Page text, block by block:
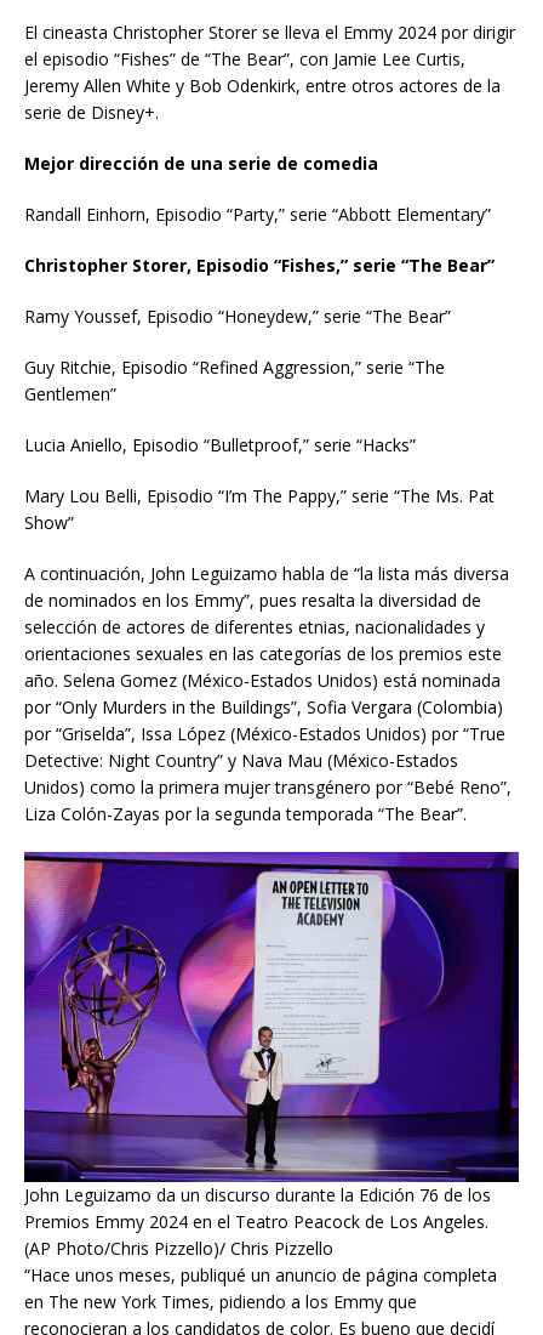
El cineasta Christopher Storer se lleva el Emmy 2024 por dirigir
el episodio “Fishes” de “The Bear”, con Jamie Lee Curtis,
Jeremy Allen White y Bob Odenkirk, entre otros actores de la
serie de Disney+.
Mejor dirección de una serie de comedia
Randall Einhorn, Episodio “Party,” serie “Abbott Elementary”
Christopher Storer, Episodio “Fishes,” serie “The Bear”
Ramy Youssef, Episodio “Honeydew,” serie “The Bear”
Guy Ritchie, Episodio “Refined Aggression,” serie “The
Gentlemen”
Lucia Aniello, Episodio “Bulletproof,” serie “Hacks”
Mary Lou Belli, Episodio “I’m The Pappy,” serie “The Ms. Pat
Show”
A continuación, John Leguizamo habla de “la lista más diversa
de nominados en los Emmy”, pues resalta la diversidad de
selección de actores de diferentes etnias, nacionalidades y
orientaciones sexuales en las categorías de los premios este
año. Selena Gomez (México-Estados Unidos) está nominada
por “Only Murders in the Buildings”, Sofia Vergara (Colombia)
por “Griselda”, Issa López (México-Estados Unidos) por “True
Detective: Night Country” y Nava Mau (México-Estados
Unidos) como la primera mujer transgénero por “Bebé Reno”,
Liza Colón-Zayas por la segunda temporada “The Bear”.
John Leguizamo da un discurso durante la Edición 76 de los
Premios Emmy 2024 en el Teatro Peacock de Los Angeles.
(AP Photo/Chris Pizzello)/ Chris Pizzello
“Hace unos meses, publiqué un anuncio de página completa
en The new York Times, pidiendo a los Emmy que